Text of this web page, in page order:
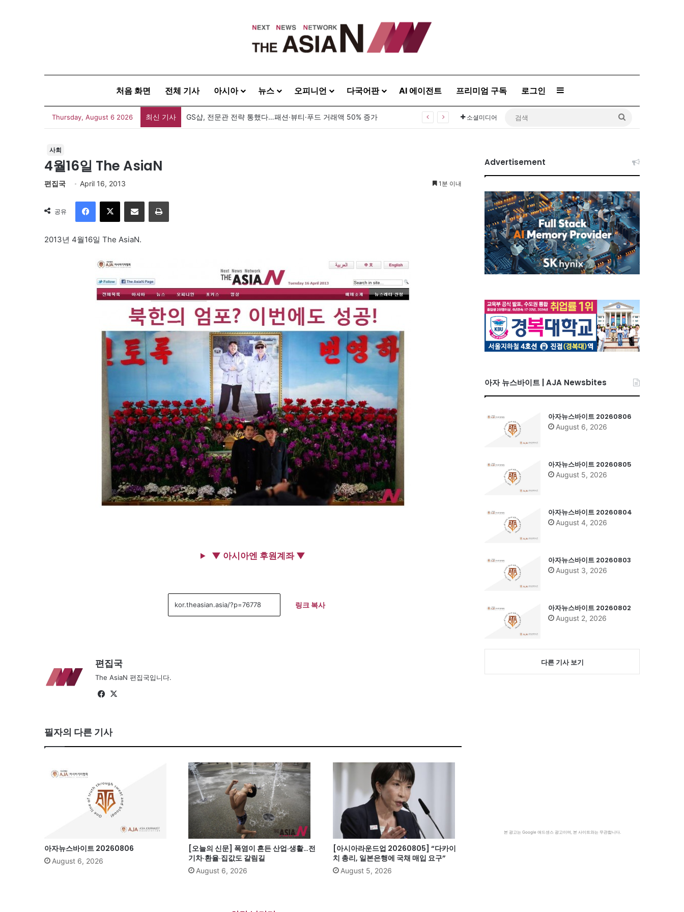
처음 화면 전체 기사 아시아 뉴스 오피니언 다국어판 AI 에이전트 프리미엄 구독 로그인 Sidebar
Thursday, August 6 2026 최신 기사 GS샵, 전문관 전략 통했다…패션·뷰티·푸드 거래액 50% 증가 소셜미디어
사회
4월16일 The AsiaN
편집국 April 16, 2013 1분 이내
공유
이메일
2013년 4월16일 The AsiaN.
▼ 아시아엔 후원계좌 ▼
링크 복사
편집국
The AsiaN 편집국입니다.
Fa
ok
필자의 다른 기사
아자뉴스바이트 20260806
August 6, 2026
[오늘의 신문] 폭염이 흔든 산업·생활…전
기차·환율·집값도 갈림길
August 6, 2026
[아시아라운드업 20260805] “다카이
치 총리, 일본은행에 국채 매입 요구”
August 5, 2026
Advertisement
아자 뉴스바이트 | AJA Newsbites
아자뉴스바이트 20260806
August 6, 2026
아자뉴스바이트 20260805
August 5, 2026
아자뉴스바이트 20260804
August 4, 2026
아자뉴스바이트 20260803
August 3, 2026
아자뉴스바이트 20260802
August 2, 2026
다른 기사 보기
본 광고는 Google 애드센스 광고이며, 본 사이트와는 무관합니다.